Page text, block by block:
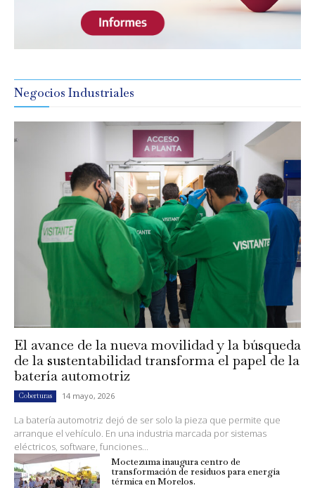
Negocios Industriales
El avance de la nueva movilidad y la búsqueda
de la sustentabilidad transforma el papel de la
batería automotriz
Coberturas 14 mayo, 2026
La batería automotriz dejó de ser solo la pieza que permite que
arranque el vehículo. En una industria marcada por sistemas
eléctricos, software, funciones...
Moctezuma inaugura centro de
transformación de residuos para energía
térmica en Morelos.